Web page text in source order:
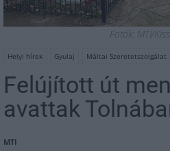
Fotók: MTI/
Helyi hírek Gyulaj Máltai Szeretetszolgálat
Felújított út
avattak
MTI